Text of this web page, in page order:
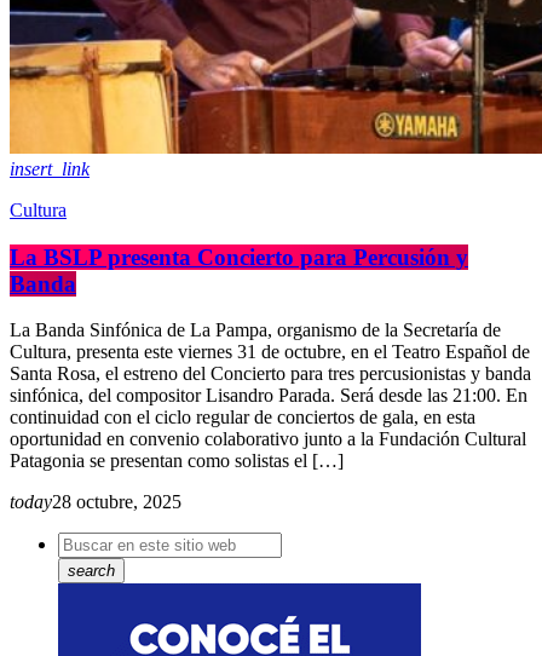
insert_link
Cultura
La BSLP presenta Concierto para Percusión y
Banda
La Banda Sinfónica de La Pampa, organismo de la Secretaría de
Cultura, presenta este viernes 31 de octubre, en el Teatro Español de
Santa Rosa, el estreno del Concierto para tres percusionistas y banda
sinfónica, del compositor Lisandro Parada. Será desde las 21:00. En
continuidad con el ciclo regular de conciertos de gala, en esta
oportunidad en convenio colaborativo junto a la Fundación Cultural
Patagonia se presentan como solistas el […]
today28 octubre, 2025
search